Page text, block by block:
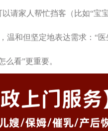
请家人帮忙挡客（比如“宝
温和但坚定地表达需求：“
么看”更重要。